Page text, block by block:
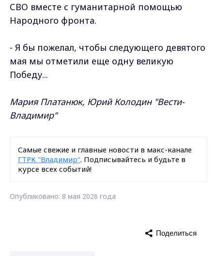
СВО вместе с гуманитарной помощью
Народного фронта.
- Я бы пожелал, чтобы следующего девятого
мая мы отметили еще одну великую
Победу...
Мария Платанюк, Юрий Колодин "Вести-
Владимир"
Самые свежие и главные новости в макс-канале
ГТРК "Владимир". Подписывайтесь и будьте в
курсе всех событий!
Опубликовано: 8 мая 2026 года
Поделиться